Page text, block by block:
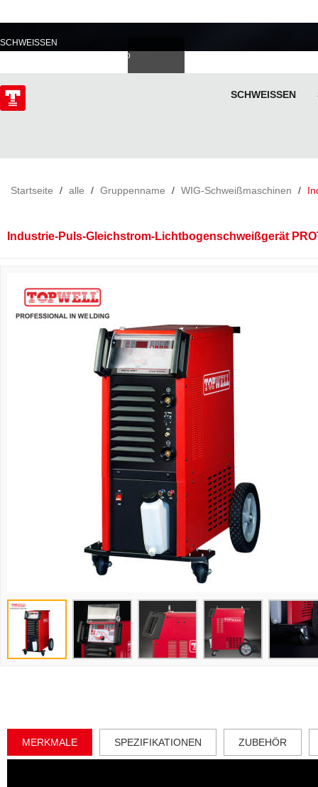
SCHWEISSEN
Italiano
SCHWEISSEN
Startseite / alle / Gruppenname / WIG-Schweißmaschinen /
Industrie-Puls-Gleichstrom-Lichtbogenschweißgerät
MERKMALE SPEZIFIKATIONEN ZUBEHÖR